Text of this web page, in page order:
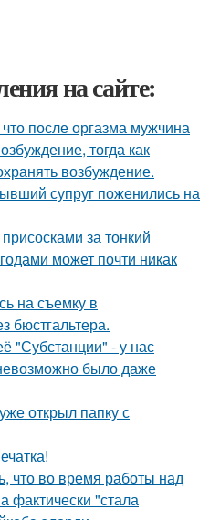
на сайте:
после оргазма мужчина
тогда как
возбуждение.
супруг поженились на
за тонкий
может почти никак
на съемку в
бюстгальтера.
"Субстанции" - у нас
было даже
открыл папку с
что во время работы над
фактически "стала